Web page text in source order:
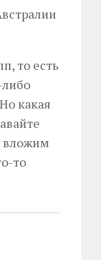
то есть
какая
вложим
то